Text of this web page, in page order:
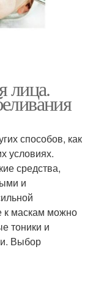
лица.
способов, как
условиях.
средства,
и
к маскам можно
тоники и
Выбор